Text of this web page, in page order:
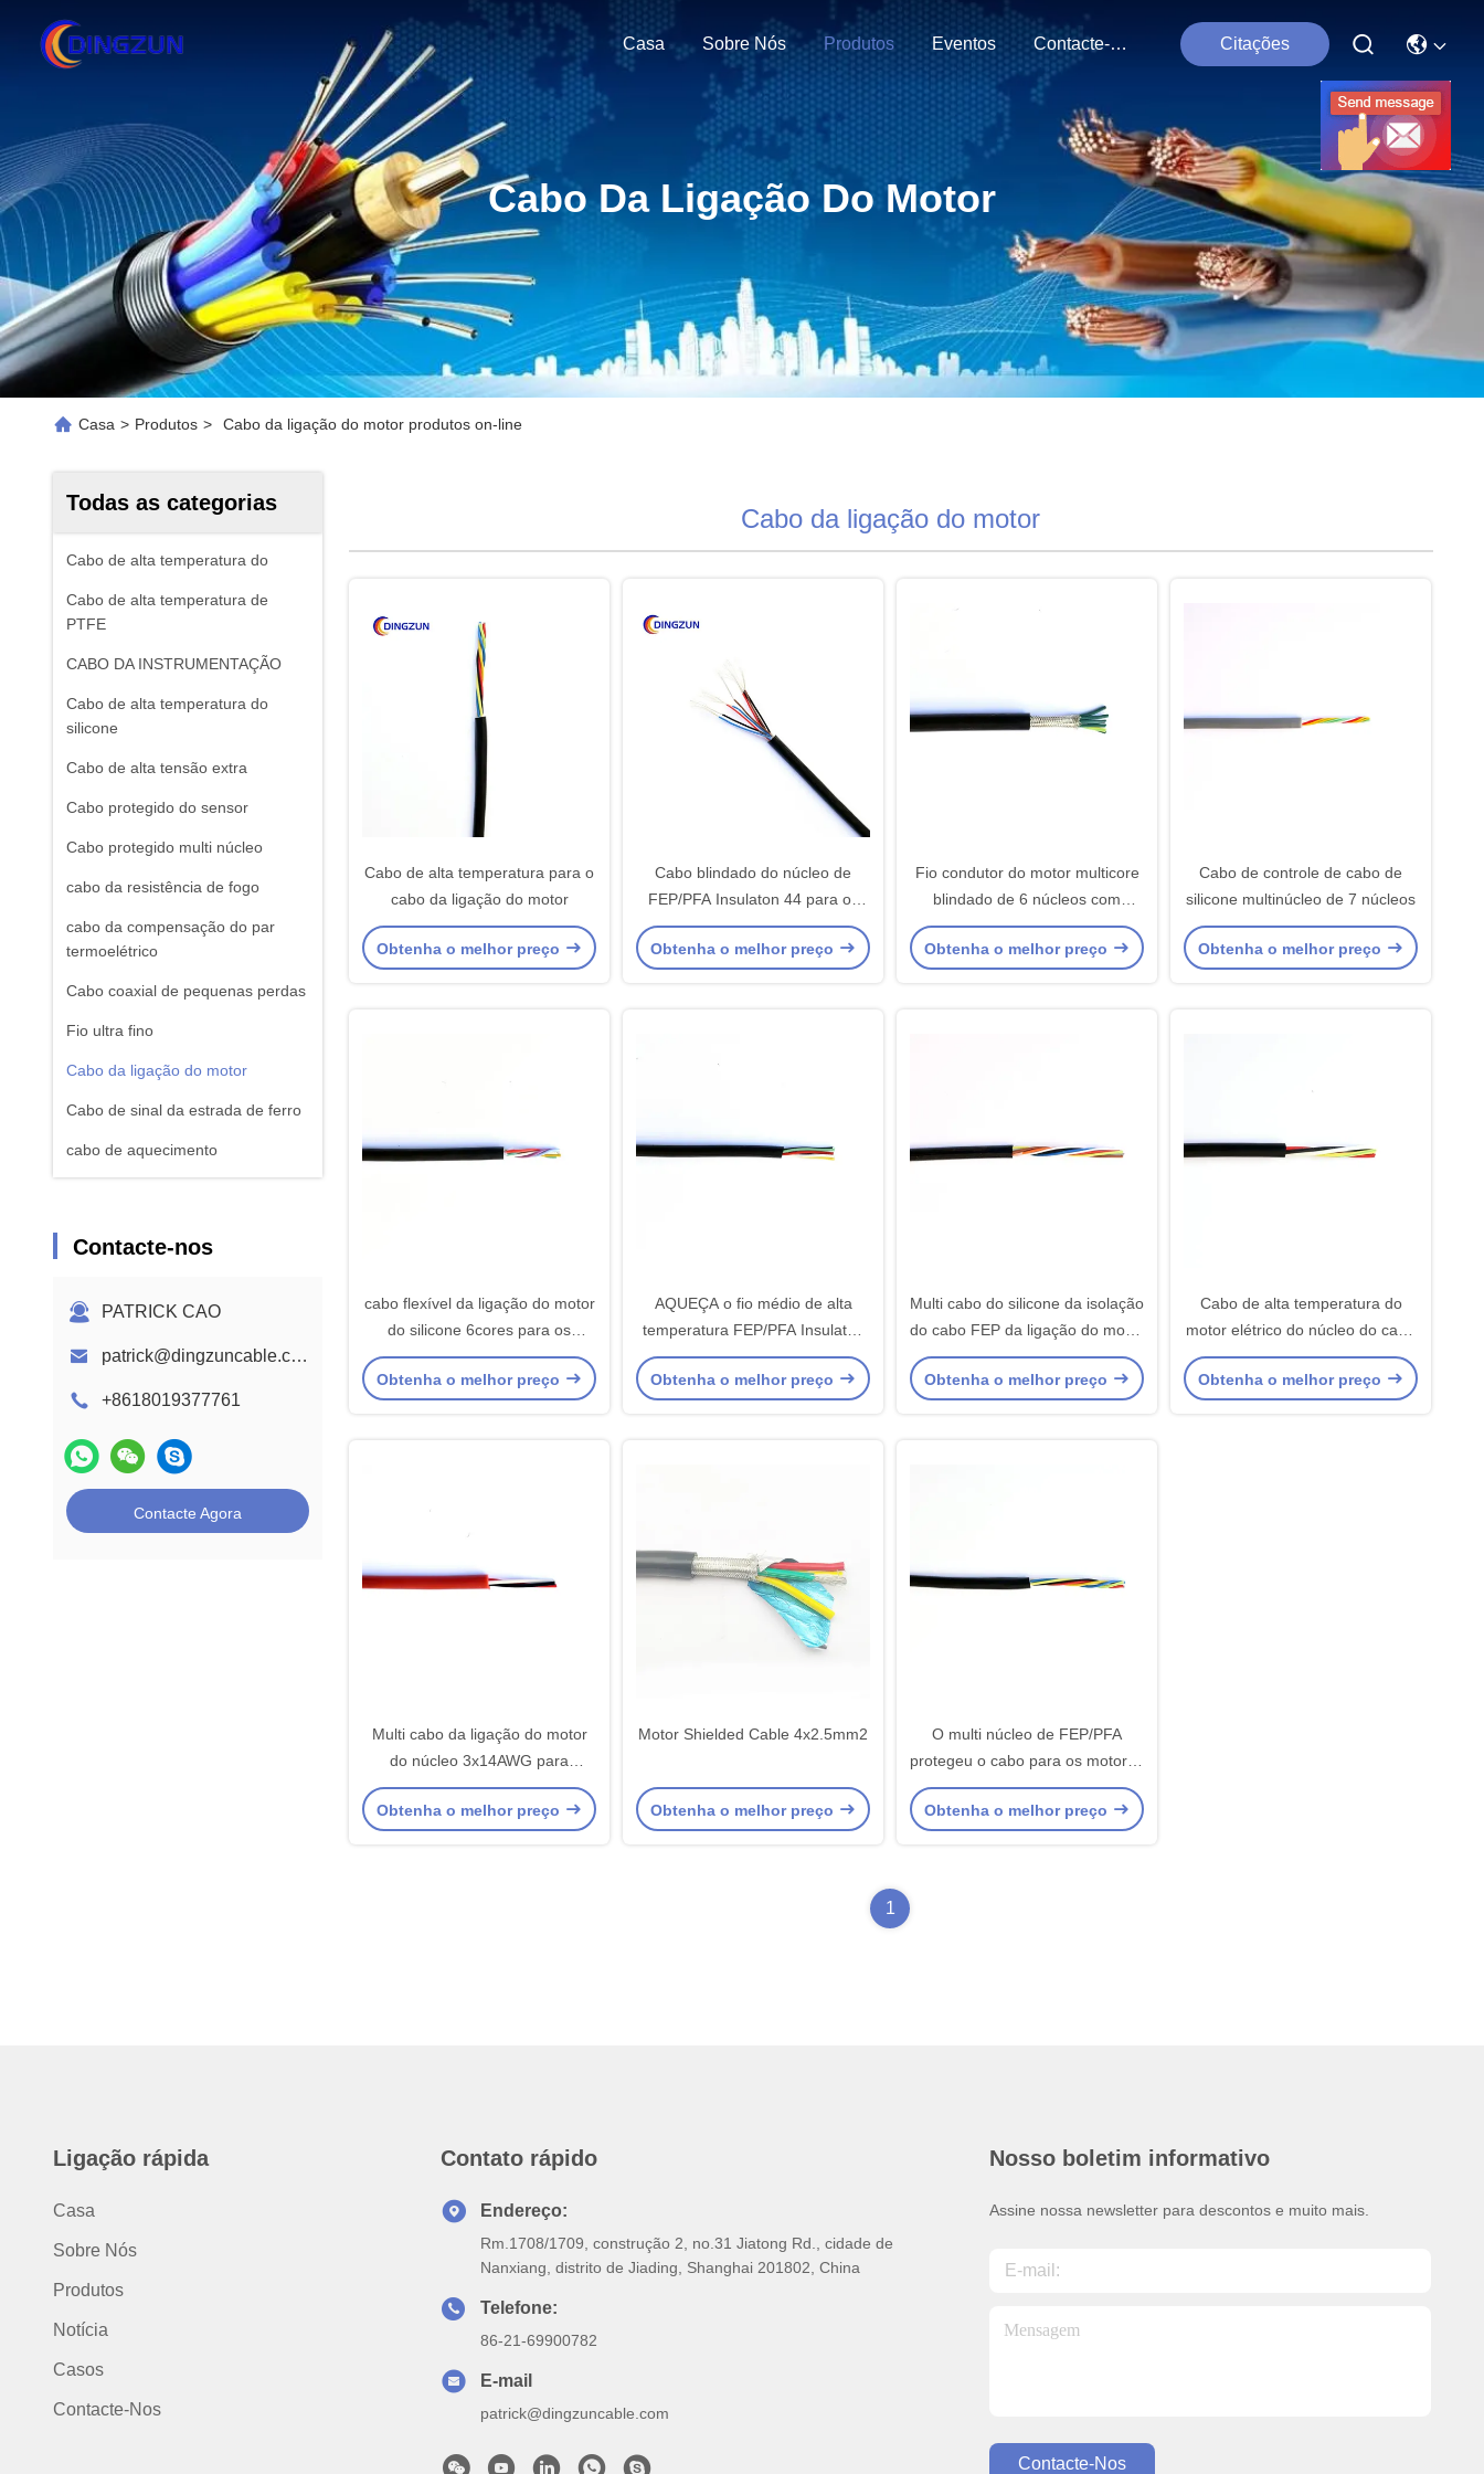
Casa Sobre Nós Produtos Eventos Contacte-Nos Citações
Cabo Da Ligação Do Motor
Casa > Produtos > Cabo da ligação do motor produtos on-line
Todas as categorias
Cabo de alta temperatura do
Cabo de alta temperatura de
PTFE
CABO DA INSTRUMENTAÇÃO
Cabo de alta temperatura do
silicone
Cabo de alta tensão extra
Cabo protegido do sensor
Cabo protegido multi núcleo
cabo da resistência de fogo
cabo da compensação do par
termoelétrico
Cabo coaxial de pequenas perdas
Fio ultra fino
Cabo da ligação do motor
Cabo de sinal da estrada de ferro
cabo de aquecimento
Contacte-nos
PATRICK CAO
patrick@dingzuncable.com
+8618019377761
Contacte Agora
Cabo da ligação do motor
Cabo de alta temperatura para o
cabo da ligação do motor
Obtenha o melhor preço
Cabo blindado do núcleo de
FEP/PFA Insulaton 44 para os
motores de alta temperatura
Obtenha o melhor preço
Fio condutor do motor multicore
blindado de 6 núcleos com
isolamento fep
Obtenha o melhor preço
Cabo de controle de cabo de
silicone multinúcleo de 7 núcleos
Obtenha o melhor preço
cabo flexível da ligação do motor
do silicone 6cores para os
motores de alta temperatura
Obtenha o melhor preço
AQUEÇA o fio médio de alta
temperatura FEP/PFA Insulaton
da tensão de 205 núcleos de MC
6
Obtenha o melhor preço
Multi cabo do silicone da isolação
do cabo FEP da ligação do motor
do núcleo 9x16awg do núcleo 9
Obtenha o melhor preço
Cabo de alta temperatura do
motor elétrico do núcleo do cabo
quatro da ligação do motor
Obtenha o melhor preço
Multi cabo da ligação do motor
do núcleo 3x14AWG para
dispositivos eletrônicos
Obtenha o melhor preço
Motor Shielded Cable 4x2.5mm2
Obtenha o melhor preço
O multi núcleo de FEP/PFA
protegeu o cabo para os motores
de alta temperatura
Obtenha o melhor preço
1
Ligação rápida
Casa
Sobre Nós
Produtos
Notícia
Casos
Contacte-Nos
Contato rápido
Endereço:
Rm.1708/1709, construção 2, no.31 Jiatong Rd., cidade de
Nanxiang, distrito de Jiading, Shanghai 201802, China
Telefone:
86-21-69900782
E-mail
patrick@dingzuncable.com
Nosso boletim informativo
Assine nossa newsletter para descontos e muito mais.
Contacte-Nos